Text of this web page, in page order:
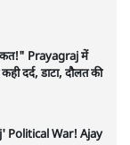
देश की